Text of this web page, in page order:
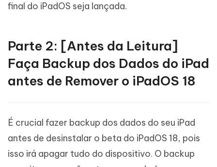
final do iPadOS seja lançada.
Parte 2: [Antes da Leitura]
Faça Backup dos Dados do iPad
antes de Remover o iPadOS 18
É crucial fazer backup dos dados do seu iPad
antes de desinstalar o beta do iPadOS 18, pois
isso irá apagar tudo do dispositivo. O backup